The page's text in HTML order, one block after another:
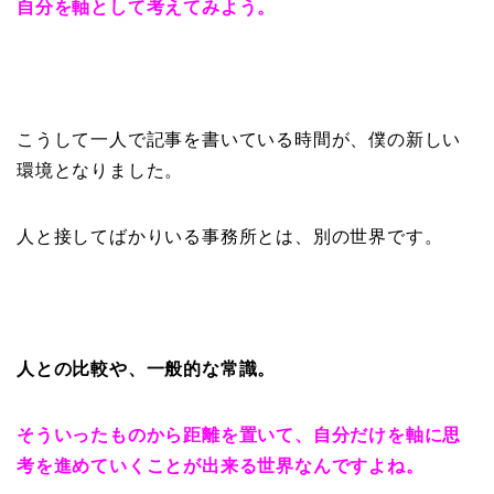
自分を軸として考えてみよう。
こうして一人で記事を書いている時間が、僕の新しい
環境となりました。
人と接してばかりいる事務所とは、別の世界です。
人との比較や、一般的な常識。
そういったものから距離を置いて、自分だけを軸に思
考を進めていくことが出来る世界なんですよね。